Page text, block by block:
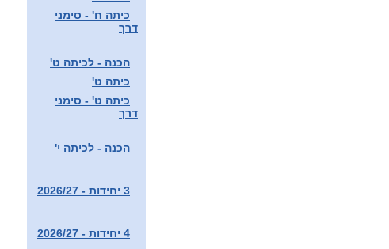
כיתה ח' - סימני
דרך
הכנה - לכיתה ט'
כיתה ט'
כיתה ט' - סימני
דרך
הכנה - לכיתה י'
3 יחידות - 2026/27
4 יחידות - 2026/27